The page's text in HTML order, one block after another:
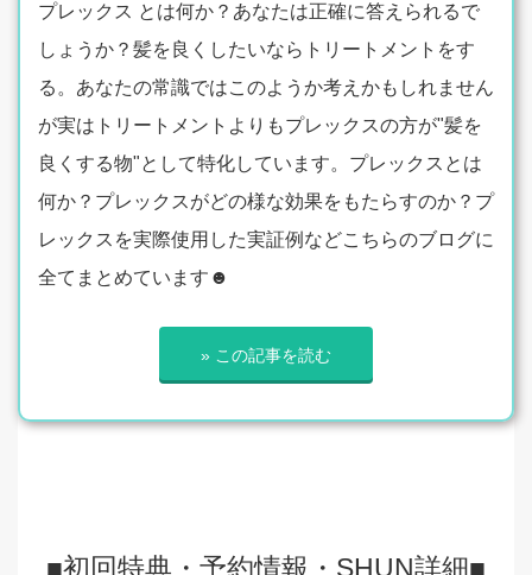
プレックス とは何か？あなたは正確に答えられるで
しょうか？髪を良くしたいならトリートメントをす
る。あなたの常識ではこのようか考えかもしれません
が実はトリートメントよりもプレックスの方が"髪を
良くする物"として特化しています。プレックスとは
何か？プレックスがどの様な効果をもたらすのか？プ
レックスを実際使用した実証例などこちらのブログに
全てまとめています☻
» この記事を読む
■初回特典・予約情報・SHUN詳細■